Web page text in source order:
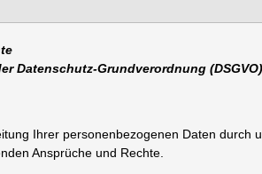
Datenschutz-Grundverordnung
Ihrer personenbezogenen Daten durch
Ansprüche und Rechte.